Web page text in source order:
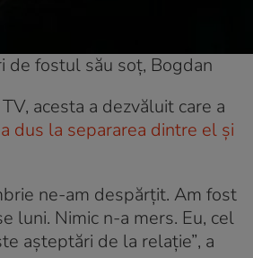
de fostul său soț, Bogdan
acesta a dezvăluit care a
dus la separarea dintre el și
ne-am despărțit. Am fost
luni. Nimic n-a mers. Eu, cel
așteptări de la relație”, a